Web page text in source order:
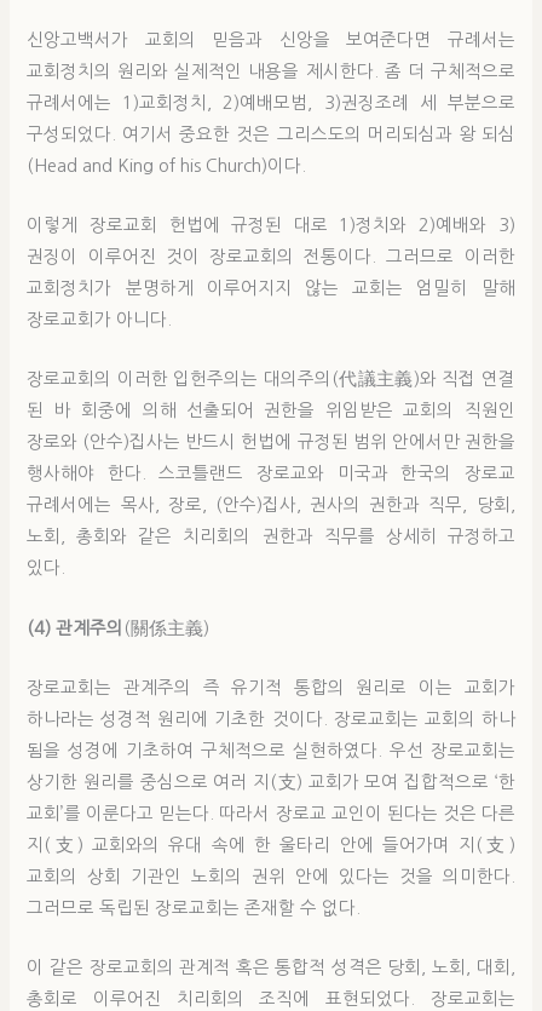
신앙고백서가 교회의 믿음과 신앙을 보여준다면 규례서는
교회정치의 원리와 실제적인 내용을 제시한다. 좀 더 구체적으로
규례서에는 1)교회정치, 2)예배모범, 3)권징조례 세 부분으로
구성되었다. 여기서 중요한 것은 그리스도의 머리되심과 왕 되심
(Head and King of his Church)이다.
이렇게 장로교회 헌법에 규정된 대로 1)정치와 2)예배와 3)
권징이 이루어진 것이 장로교회의 전통이다. 그러므로 이러한
교회정치가 분명하게 이루어지지 않는 교회는 엄밀히 말해
장로교회가 아니다.
장로교회의 이러한 입헌주의는 대의주의(代議主義)와 직접 연결
된 바 회중에 의해 선출되어 권한을 위임받은 교회의 직원인
장로와 (안수)집사는 반드시 헌법에 규정된 범위 안에서만 권한을
행사해야 한다. 스코틀랜드 장로교와 미국과 한국의 장로교
규례서에는 목사, 장로, (안수)집사, 권사의 권한과 직무, 당회,
노회, 총회와 같은 치리회의 권한과 직무를 상세히 규정하고
있다.
(4) 관계주의 (關係主義)
장로교회는 관계주의 즉 유기적 통합의 원리로 이는 교회가
하나라는 성경적 원리에 기초한 것이다. 장로교회는 교회의 하나
됨을 성경에 기초하여 구체적으로 실현하였다. 우선 장로교회는
상기한 원리를 중심으로 여러 지(支) 교회가 모여 집합적으로 ‘한
교회’를 이룬다고 믿는다. 따라서 장로교 교인이 된다는 것은 다른
지(支) 교회와의 유대 속에 한 울타리 안에 들어가며 지(支)
교회의 상회 기관인 노회의 권위 안에 있다는 것을 의미한다.
그러므로 독립된 장로교회는 존재할 수 없다.
이 같은 장로교회의 관계적 혹은 통합적 성격은 당회, 노회, 대회,
총회로 이루어진 치리회의 조직에 표현되었다. 장로교회는